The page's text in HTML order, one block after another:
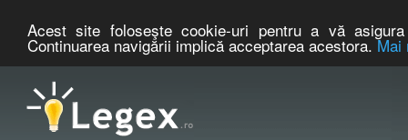
Acest site foloseşte cookie-uri pentru a vă
Continuarea navigării implică acceptarea acestora.Mai